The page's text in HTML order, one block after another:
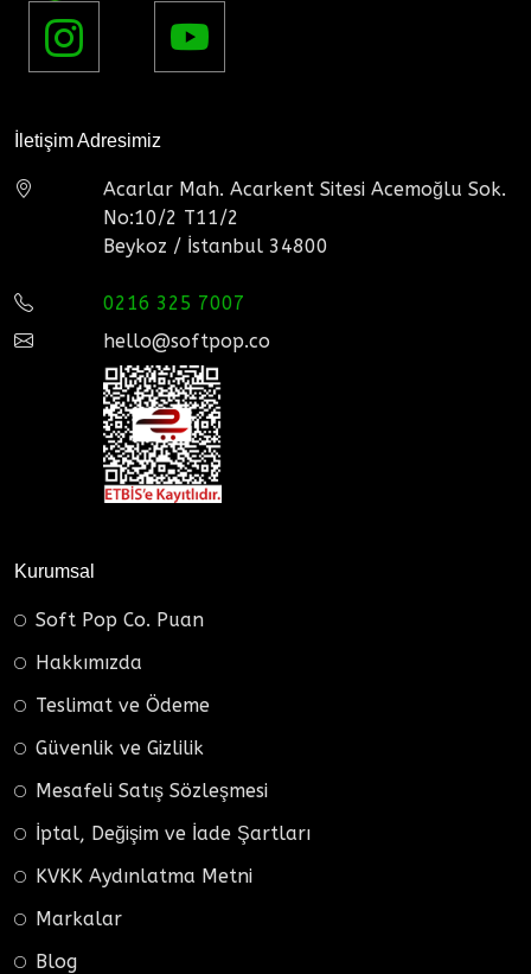
İletişim Adresimiz
Acarlar Mah. Acarkent Sitesi Acemoğlu Sok.
No:10/2 T11/2
Beykoz / İstanbul 34800
0216 325 7007
hello@softpop.co
Kurumsal
Soft Pop Co. Puan
Hakkımızda
Teslimat ve Ödeme
Güvenlik ve Gizlilik
Mesafeli Satış Sözleşmesi
İptal, Değişim ve İade Şartları
KVKK Aydınlatma Metni
Markalar
Blog